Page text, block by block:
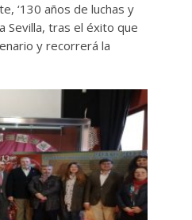
‘130 años de luchas y
Sevilla, tras el éxito que
y recorrerá la